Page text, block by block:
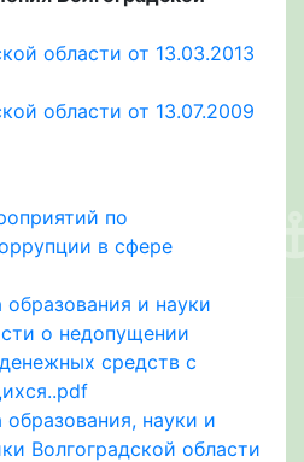
области от 13.03.2013
области от 13.07.2009
по
в сфере
и науки
о недопущении
средств с
науки и
Волгоградской области